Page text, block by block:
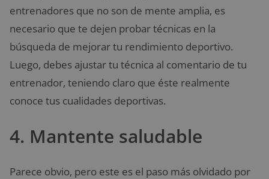
entrenadores que no son de mente amplia, es
necesario que te dejen probar técnicas en la
búsqueda de mejorar tu rendimiento deportivo.
Luego, debes ajustar tu técnica al comentario de tu
entrenador, teniendo claro que éste realmente
conoce tus cualidades deportivas.
4. Mantente saludable
Parece obvio, pero este es el paso más olvidado por